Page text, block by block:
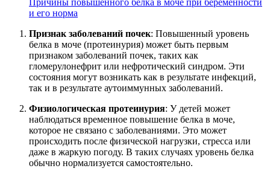
и его норма
Признак заболеваний почек: Повышенный уровень
белка в моче (протеинурия) может быть первым
признаком заболеваний почек, таких как
гломерулонефрит или нефротический синдром. Эти
состояния могут возникать как в результате инфекций,
так и в результате аутоиммунных заболеваний.
Физиологическая протеинурия: У детей может
наблюдаться временное повышение белка в моче,
которое не связано с заболеваниями. Это может
происходить после физической нагрузки, стресса или
даже в жаркую погоду. В таких случаях уровень белка
обычно нормализуется самостоятельно.